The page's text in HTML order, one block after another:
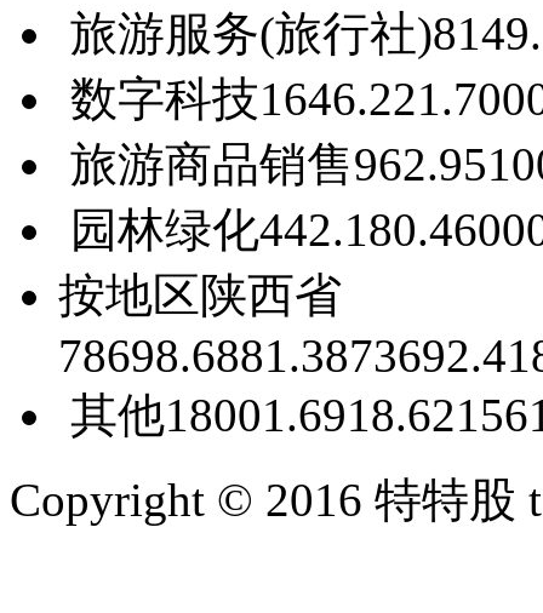
旅游服务(旅行社)
数字科技1646.221.700
旅游商品销售962.9510
园林绿化442.180.4600
按地区陕西省
78698.6881.3873692.41
其他18001.6918.62
Copyright © 2016 特特股